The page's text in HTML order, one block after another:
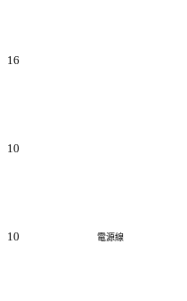
16
10
10 電源線